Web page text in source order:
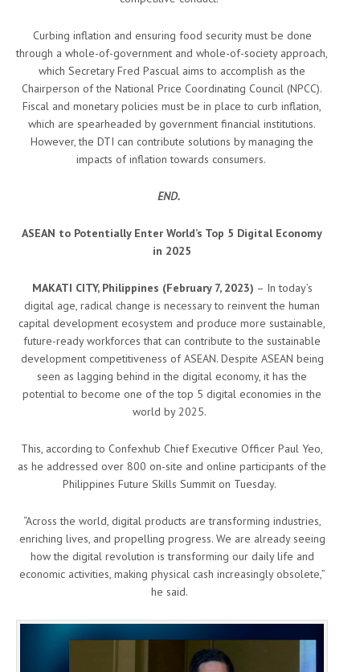
Curbing inflation and ensuring food security must be done
through a whole-of-government and whole-of-society approach,
which Secretary Fred Pascual aims to accomplish as the
Chairperson of the National Price Coordinating Council (NPCC).
Fiscal and monetary policies must be in place to curb inflation,
which are spearheaded by government financial institutions.
However, the DTI can contribute solutions by managing the
impacts of inflation towards consumers.
END.
ASEAN to Potentially Enter World’s Top 5 Digital Economy
in 2025
MAKATI CITY, Philippines (February 7, 2023) – In today’s
digital age, radical change is necessary to reinvent the human
capital development ecosystem and produce more sustainable,
future-ready workforces that can contribute to the sustainable
development competitiveness of ASEAN. Despite ASEAN being
seen as lagging behind in the digital economy, it has the
potential to become one of the top 5 digital economies in the
world by 2025.
This, according to Confexhub Chief Executive Officer Paul Yeo,
as he addressed over 800 on-site and online participants of the
Philippines Future Skills Summit on Tuesday.
“Across the world, digital products are transforming industries,
enriching lives, and propelling progress. We are already seeing
how the digital revolution is transforming our daily life and
economic activities, making physical cash increasingly obsolete,”
he said.